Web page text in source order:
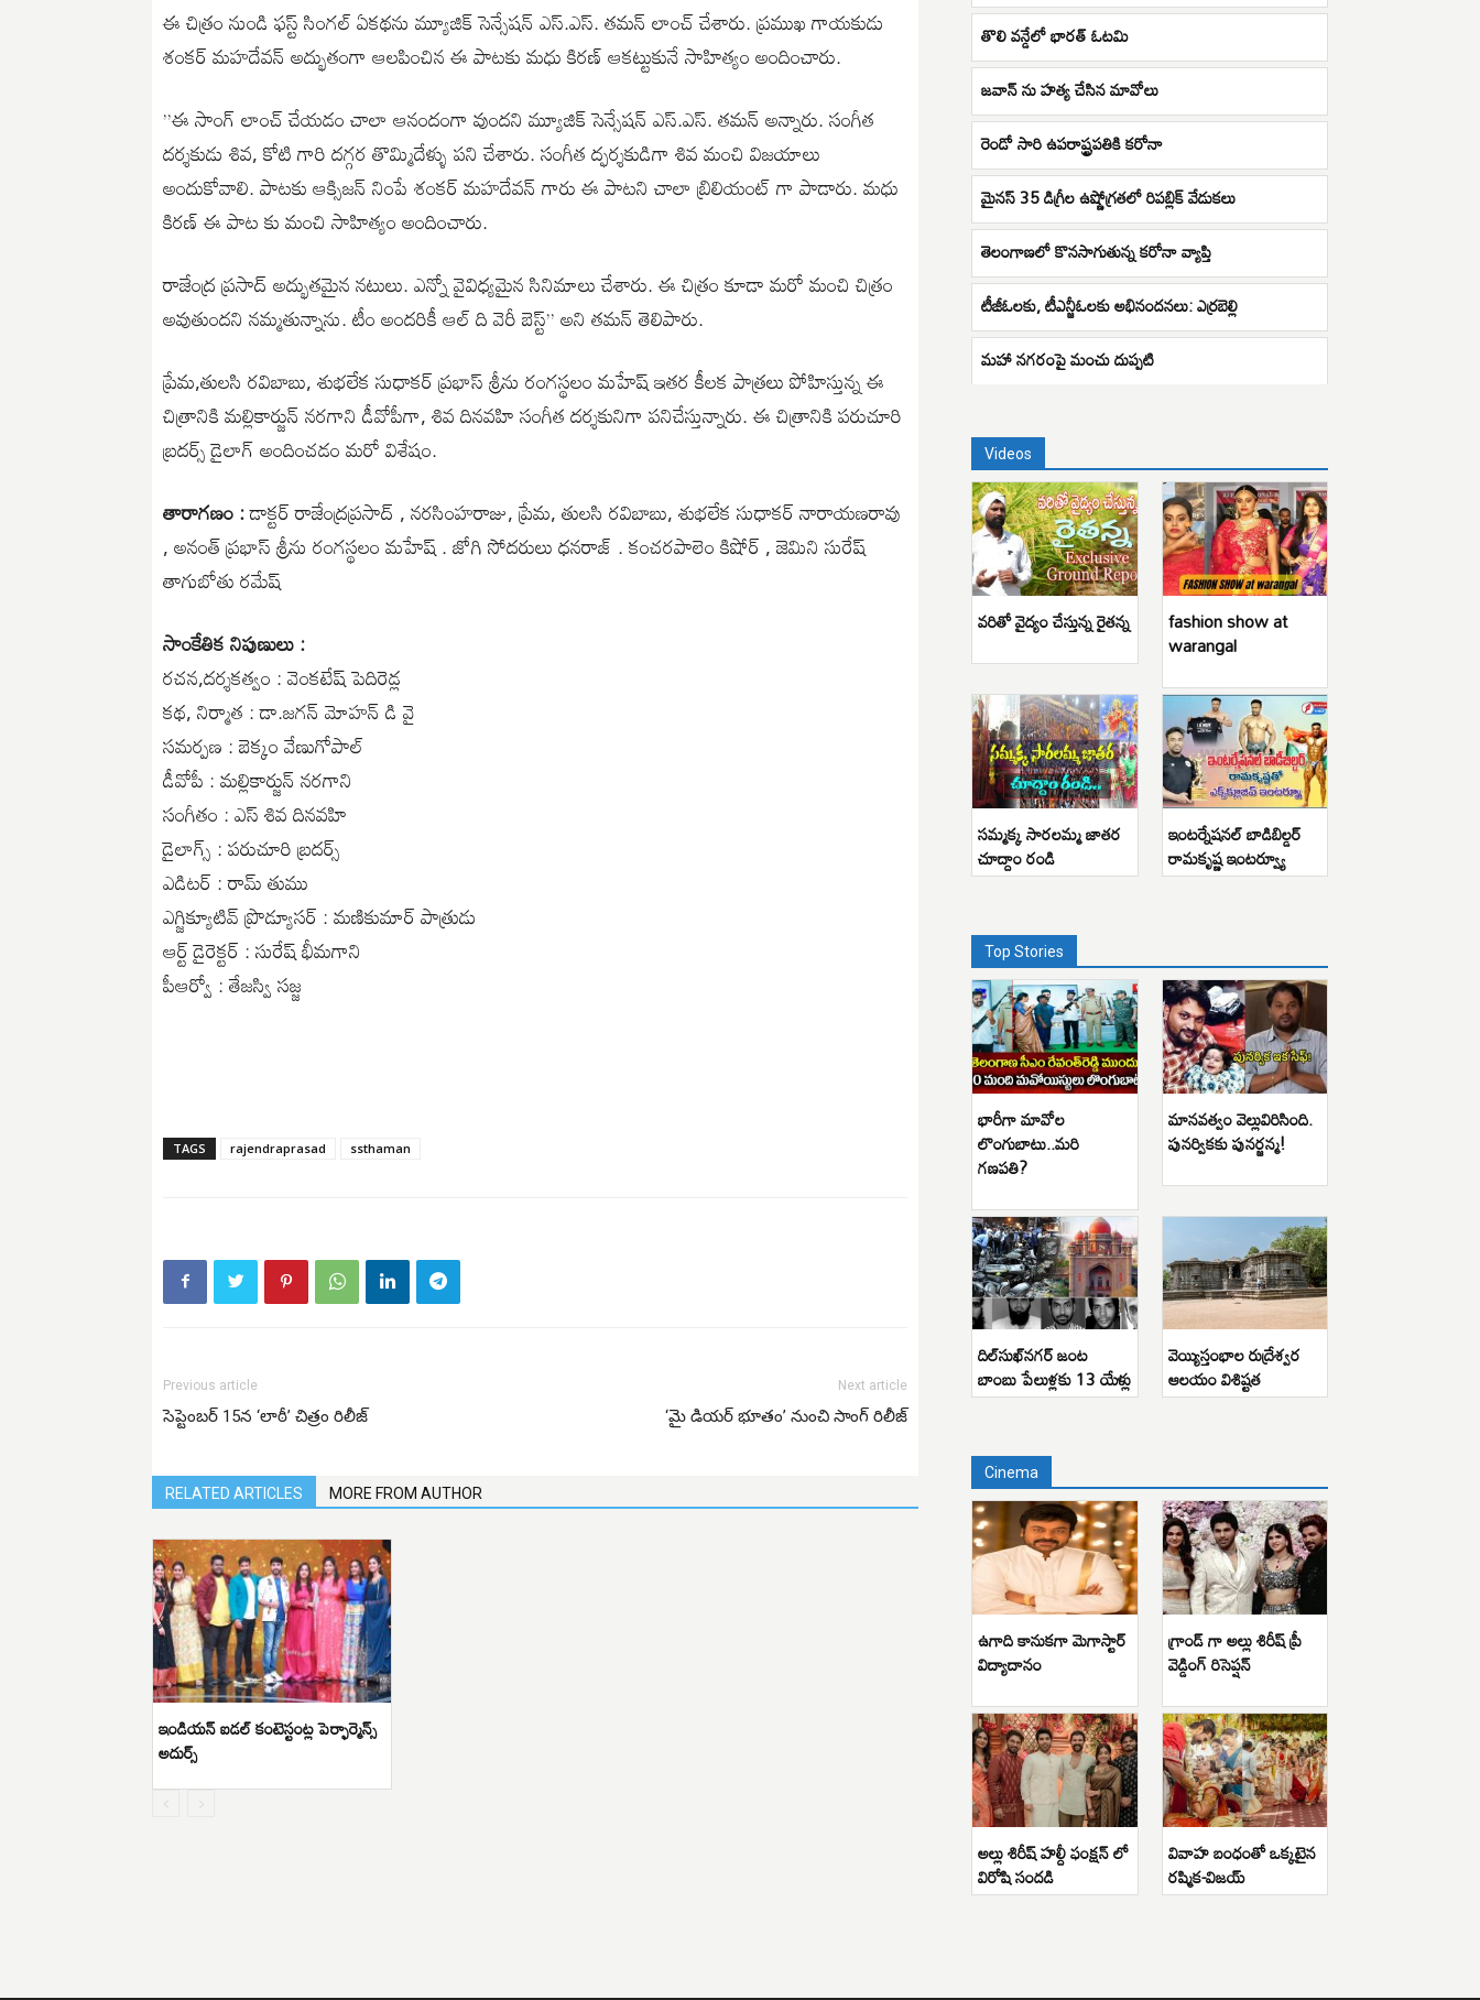
ఈ చిత్రం నుండి ఫస్ట్ సింగల్ ఏకథను మ్యూజిక్ సెన్సేషన్ ఎస్.ఎస్. తమన్ లాంచ్ చేశారు. ప్రముఖ గాయకుడు
శంకర్ మహదేవన్ అద్భుతంగా ఆలపించిన ఈ పాటకు మధు కిరణ్ ఆకట్టుకునే సాహిత్యం అందించారు.
”ఈ సాంగ్ లాంచ్ చేయడం చాలా ఆనందంగా వుందని మ్యూజిక్ సెన్సేషన్ ఎస్.ఎస్. తమన్ అన్నారు. సంగీత
దర్శకుడు శివ, కోటి గారి దగ్గర తొమ్మిదేళ్ళు పని చేశారు. సంగీత ద్ఫర్శకుడిగా శివ మంచి విజయాలు
అందుకోవాలి. పాటకు ఆక్సిజన్ నింపే శంకర్ మహదేవన్ గారు ఈ పాటని చాలా బ్రిలియంట్ గా పాడారు. మధు
కిరణ్ ఈ పాట కు మంచి సాహిత్యం అందించారు.
రాజేంద్ర ప్రసాద్ అద్భుతమైన నటులు. ఎన్నో వైవిధ్యమైన సినిమాలు చేశారు. ఈ చిత్రం కూడా మరో మంచి చిత్రం
అవుతుందని నమ్మతున్నాను. టీం అందరికీ ఆల్ ది వెరీ బెస్ట్” అని తమన్ తెలిపారు.
ప్రేమ,తులసి రవిబాబు, శుభలేక సుధాకర్ ప్రభాస్ శ్రీను రంగస్థలం మహేష్ ఇతర కీలక పాత్రలు పోహిస్తున్న ఈ
చిత్రానికి మల్లికార్జున్ నరగాని డీవోపీగా, శివ దినవహి సంగీత దర్శకునిగా పనిచేస్తున్నారు. ఈ చిత్రానికి పరుచూరి
బ్రదర్స్ డైలాగ్ అందించడం మరో విశేషం.
తారాగణం :డాక్టర్ రాజేంద్రప్రసాద్ , నరసింహరాజు, ప్రేమ, తులసి రవిబాబు, శుభలేక సుధాకర్ నారాయణరావు
, అనంత్ ప్రభాస్ శ్రీను రంగస్థలం మహేష్ . జోగి సోదరులు ధనరాజ్ . కంచరపాలెం కిషోర్ , జెమిని సురేష్
తాగుబోతు రమేష్
సాంకేతిక నిపుణులు :
రచన,దర్శకత్వం : వెంకటేష్ పెదిరెడ్ల
కథ, నిర్మాత : డా.జగన్ మోహన్ డి వై
సమర్పణ : బెక్కం వేణుగోపాల్
డీవోపీ : మల్లికార్జున్ నరగాని
సంగీతం : ఎస్ శివ దినవహి
డైలాగ్స్ : పరుచూరి బ్రదర్స్
ఎడిటర్ : రామ్ తుము
ఎగ్జిక్యూటివ్ ప్రొడ్యూసర్ : మణికుమార్ పాత్రుడు
ఆర్ట్ డైరెక్టర్ : సురేష్ భీమగాని
పీఆర్వో : తేజస్వి సజ్జ
TAGS rajendraprasad ssthaman
Previous article
సెప్టెంబర్ 15న ‘లాఠీ’ చిత్రం రిలీజ్
Next article
‘మై డియర్ భూతం’ నుంచి సాంగ్ రిలీజ్
RELATED ARTICLES MORE FROM AUTHOR
ఇండియన్‌ ఐడల్‌ కంటెస్టంట్ల పెర్ఫార్మెన్స్
అదుర్స్
తొలి వన్డేలో భారత్ ఓటమి
జవాన్ ను హత్య చేసిన మావోలు
రెండో సారి ఉపరాష్ట్రపతికి కరోనా
మైనస్ 35 డిగ్రీల ఉష్ణోగ్రతలో రిపబ్లిక్ వేడుకలు
తెలంగాణలో కొనసాగుతున్న కరోనా వ్యాప్తి
టీజీఓలకు, టీఎన్జీఓలకు అభినందనలు: ఎర్రబెల్లి
మహా నగరంపై మంచు దుప్పటి
Videos
వరితో వైద్యం చేస్తున్న రైతన్న fashion show at
warangal
సమ్మక్క సారలమ్మ జాతర
చూద్దాం రండి
ఇంటర్నేషనల్ బాడిబిల్డర్
రామకృష్ణ ఇంటర్వ్యూ
Top Stories
భారీగా మావోల
లొంగుబాటు..మరి
గణపతి?
మానవత్వం వెల్లువిరిసింది.
పునర్వికకు పునర్జన్మ!
దిల్‌సుఖ్‌నగర్ జంట
బాంబు పేలుళ్లకు 13 యేళ్లు
వెయ్యిస్తంభాల రుద్రేశ్వర
ఆలయం విశిష్టత
Cinema
ఉగాది కానుకగా మెగాస్టార్
విద్యాదానం
గ్రాండ్ గా అల్లు శిరీష్ ప్రీ
వెడ్డింగ్ రిసెప్షన్
అల్లు శిరీష్ హల్దీ ఫంక్షన్ లో
విరోషి సందడి
వివాహ బంధంతో ఒక్కటైన
రష్మిక-విజయ్